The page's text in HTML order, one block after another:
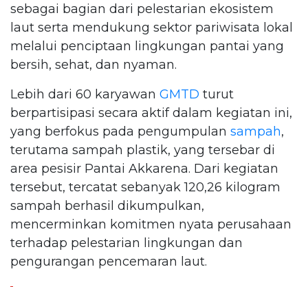
sebagai bagian dari pelestarian ekosistem
laut serta mendukung sektor pariwisata lokal
melalui penciptaan lingkungan pantai yang
bersih, sehat, dan nyaman.
Lebih dari 60 karyawan GMTD turut
berpartisipasi secara aktif dalam kegiatan ini,
yang berfokus pada pengumpulan sampah,
terutama sampah plastik, yang tersebar di
area pesisir Pantai Akkarena. Dari kegiatan
tersebut, tercatat sebanyak 120,26 kilogram
sampah berhasil dikumpulkan,
mencerminkan komitmen nyata perusahaan
terhadap pelestarian lingkungan dan
pengurangan pencemaran laut.